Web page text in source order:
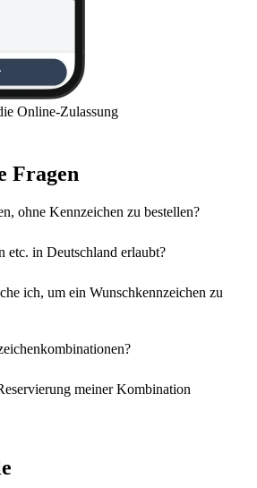
Online-Zulassung
Fragen
ohne Kennzeichen zu bestellen?
etc. in Deutschland erlaubt?
ich, um ein Wunschkennzeichen zu
meiner Kombination